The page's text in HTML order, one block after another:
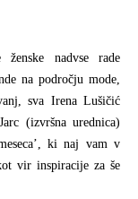
nadvse rade
na področju mode,
sva Irena Lušičić
(izvršna urednica)
ki naj vam v
vir inspiracije za še